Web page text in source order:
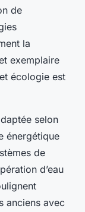
de
la
exemplaire
écologie est
selon
énergétique
de
d’eau
anciens avec